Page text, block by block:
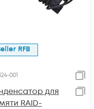
Seller RFB
001
для
RAID-